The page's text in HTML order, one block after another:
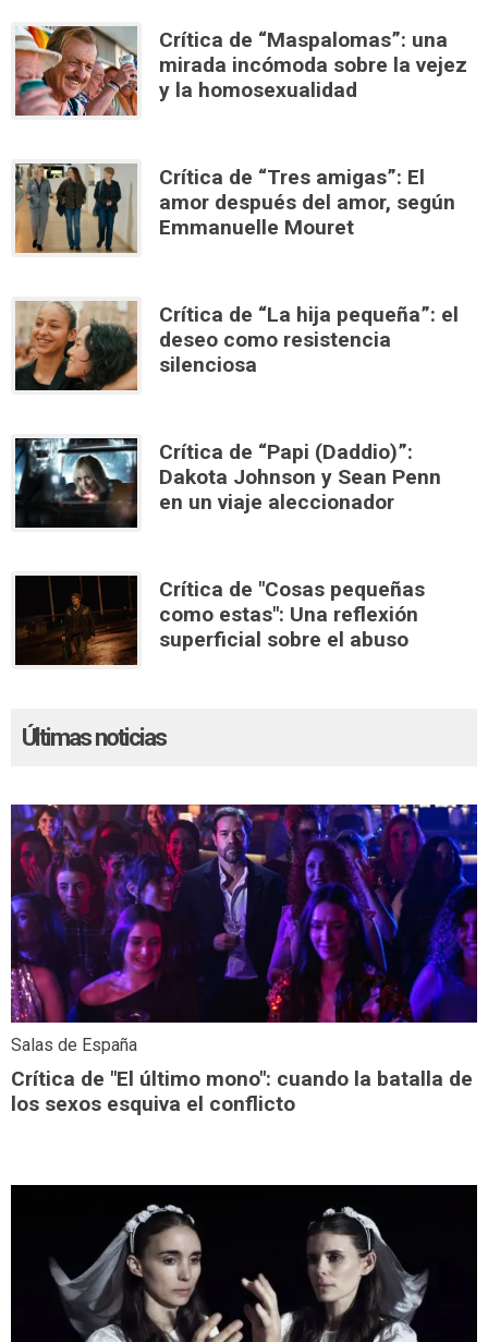
Crítica de “Maspalomas”: una
mirada incómoda sobre la vejez
y la homosexualidad
Crítica de “Tres amigas”: El
amor después del amor, según
Emmanuelle Mouret
Crítica de “La hija pequeña”: el
deseo como resistencia
silenciosa
Crítica de “Papi (Daddio)”:
Dakota Johnson y Sean Penn
en un viaje aleccionador
Crítica de "Cosas pequeñas
como estas": Una reflexión
superficial sobre el abuso
Últimas noticias
Salas de España
Crítica de "El último mono": cuando la batalla de
los sexos esquiva el conflicto